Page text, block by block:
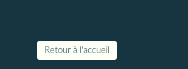
Retour à l'accueil